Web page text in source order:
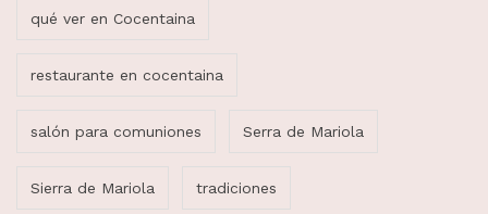
qué ver en Cocentaina
restaurante en cocentaina
salón para comuniones Serra de Mariola
Sierra de Mariola tradiciones